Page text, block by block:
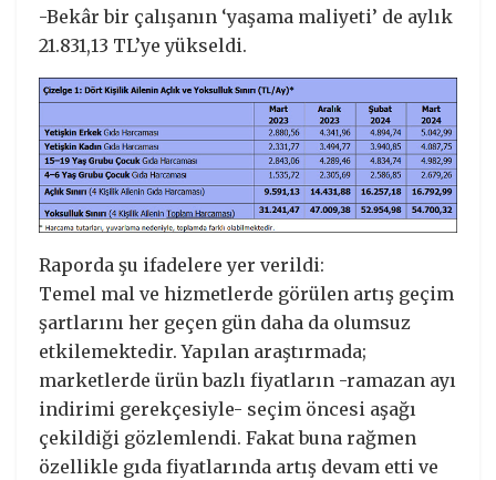
-Bekâr bir çalışanın ‘yaşama maliyeti’ de aylık
21.831,13 TL’ye yükseldi.
Raporda şu ifadelere yer verildi:
Temel mal ve hizmetlerde görülen artış geçim
şartlarını her geçen gün daha da olumsuz
etkilemektedir. Yapılan araştırmada;
marketlerde ürün bazlı fiyatların -ramazan ayı
indirimi gerekçesiyle- seçim öncesi aşağı
çekildiği gözlemlendi. Fakat buna rağmen
özellikle gıda fiyatlarında artış devam etti ve